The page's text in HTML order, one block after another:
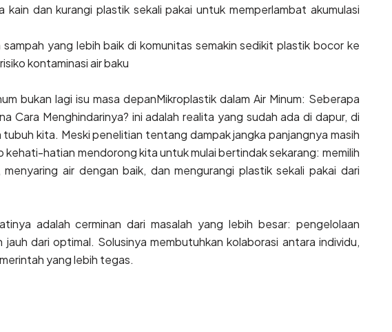
dan kurangi plastik sekali pakai untuk memperlambat akumulasi
yang lebih baik di komunitas semakin sedikit plastik bocor ke
kontaminasi air baku
bukan lagi isu masa depanMikroplastik dalam Air Minum: Seberapa
Cara Menghindarinya? ini adalah realita yang sudah ada di dapur, di
tubuh kita. Meski penelitian tentang dampak jangka panjangnya masih
kehati-hatian mendorong kita untuk mulai bertindak sekarang: memilih
air dengan baik, dan mengurangi plastik sekali pakai dari
adalah cerminan dari masalah yang lebih besar: pengelolaan
jauh dari optimal. Solusinya membutuhkan kolaborasi antara individu,
yang lebih tegas.